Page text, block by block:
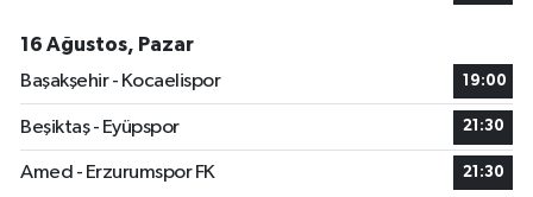
16 Ağustos, Pazar
Başakşehir - Kocaelispor
19:00
Beşiktaş - Eyüpspor 21:30
Amed - Erzurumspor FK 21:30